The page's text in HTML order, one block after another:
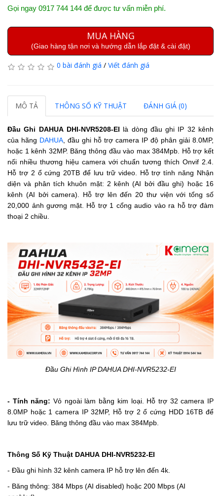
Gọi ngay 0917 744 144 để được tư vấn miễn phí.
MUA HÀNG
(Giao hàng tận nơi và hướng dẫn lắp đặt & cài đặt)
0 bài đánh giá / Viết đánh giá
MÔ TẢ THÔNG SỐ KỸ THUẬT ĐÁNH GIÁ (0)
Đầu Ghi DAHUA DHI-NVR5208-EI là dòng đầu ghi IP 32 kênh
của hãng DAHUA , đầu ghi hỗ trợ camera IP độ phân giải 8.0MP,
hoặc 1 kênh 32MP. Băng thông đầu vào max 384Mpb. Hỗ trợ kết
nối nhiều thương hiệu camera với chuẩn tương thích Onvif 2.4.
Hỗ trợ 2 ổ cứng 20TB để lưu trữ video. Hỗ trợ tính năng Nhận
diện và phân tích khuôn mặt: 2 kênh (AI bởi đầu ghi) hoặc 16
kênh (AI bởi camera). Hỗ trợ lên đến 20 thư viện với tổng số
20,000 ảnh gương mặt. Hỗ trợ 1 cổng audio vào ra hỗ trợ đàm
thoại 2 chiều.
Đầu Ghi Hình IP DAHUA DHI-NVR5232-EI
- Tính năng: Vỏ ngoài làm bằng kim loại. Hỗ trợ 32 camera IP
8.0MP hoặc 1 camera IP 32MP, Hỗ trợ 2 ổ cứng HDD 16TB để
lưu trữ video. Băng thông đầu vào max 384Mpb.
Thông Số Kỹ Thuật DAHUA DHI-NVR5232-EI
- Đầu ghi hình 32 kênh camera IP hỗ trợ lên đến 4k.
- Băng thông: 384 Mbps (AI disabled) hoặc 200 Mbps (AI